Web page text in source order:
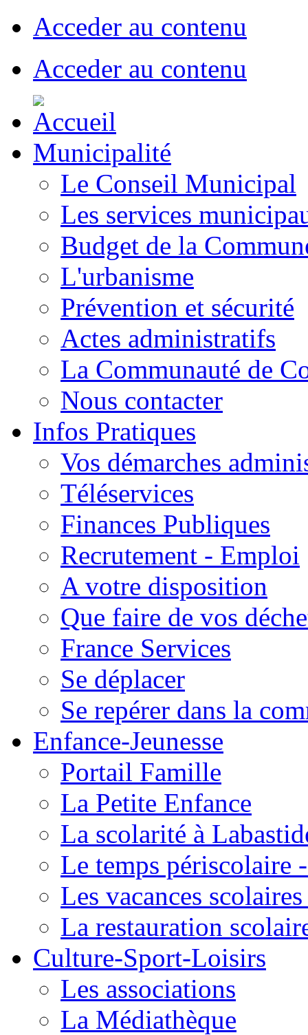
Acceder au contenu
Acceder au contenu
Municipalité
Le Conseil Municipal
Les services
Budget de la
L'urbanisme
Prévention et sécurité
Actes administratifs
La Communauté de
Nous contacter
Infos Pratiques
Vos démarches
Téléservices
Finances Publiques
Recrutement - Emploi
A votre disposition
Que faire de vos
France Services
Se déplacer
Se repérer dans la
Enfance-Jeunesse
Portail Famille
La Petite Enfance
La scolarité à
Le temps périscolaire
Les vacances
La restauration
Culture-Sport-Loisirs
Les associations
La Médiathèque